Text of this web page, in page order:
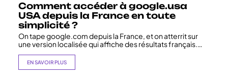
Comment accéder à google.usa
USA depuis la France en toute
simplicité ?
On tape google.com depuis la France, et on atterrit sur
une version localisée qui affiche des résultats français.…
EN SAVOIR PLUS